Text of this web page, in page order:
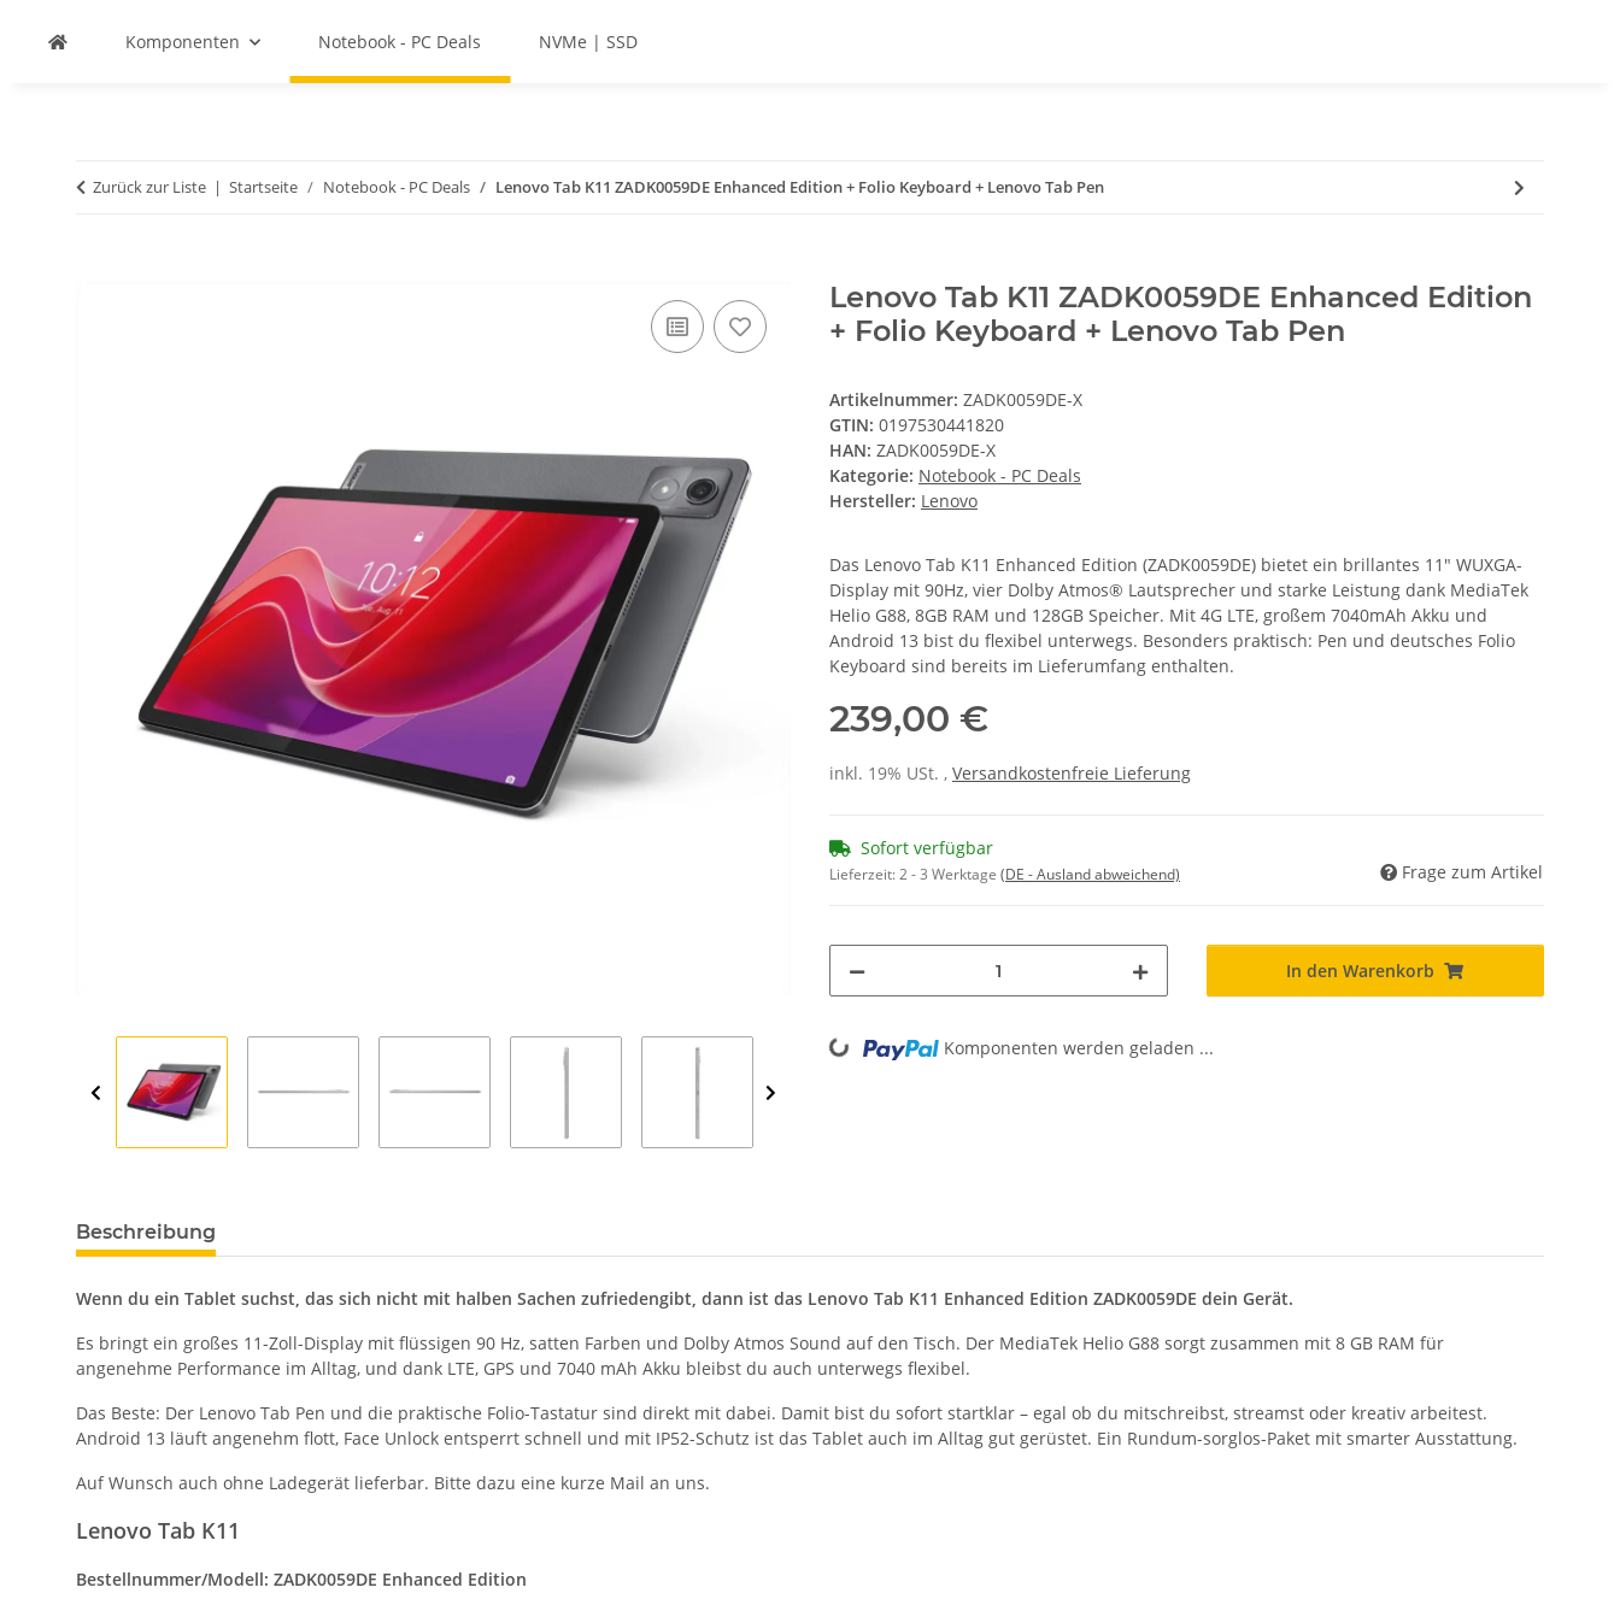
Komponenten Notebook - PC Deals NVMe | SSD
Zurück zur Liste Startseite Notebook - PC Deals Lenovo Tab K11 ZADK0059DE Enhanced Edition + Folio Keyboard + Lenovo Tab Pen
Lenovo Tab K11 ZADK0059DE Enhanced Edition
+ Folio Keyboard + Lenovo Tab Pen
Artikelnummer: ZADK0059DE-X
GTIN: 0197530441820
HAN: ZADK0059DE-X
Kategorie: Notebook - PC Deals
Hersteller: Lenovo
Das Lenovo Tab K11 Enhanced Edition (ZADK0059DE) bietet ein brillantes 11" WUXGA-
Display mit 90Hz, vier Dolby Atmos® Lautsprecher und starke Leistung dank MediaTek
Helio G88, 8GB RAM und 128GB Speicher. Mit 4G LTE, großem 7040mAh Akku und
Android 13 bist du flexibel unterwegs. Besonders praktisch: Pen und deutsches Folio
Keyboard sind bereits im Lieferumfang enthalten.
239,00 €
inkl. 19% USt. , Versandkostenfreie Lieferung
Sofort verfügbar
Lieferzeit:2 - 3 Werktage (DE - Ausland abweichend) Frage zum Artikel
In den Warenkorb
Loading... Komponenten werden geladen ...
Beschreibung
Wenn du ein Tablet suchst, das sich nicht mit halben Sachen zufriedengibt, dann ist das Lenovo Tab K11 Enhanced Edition ZADK0059DE dein Gerät.
Es bringt ein großes 11-Zoll-Display mit flüssigen 90 Hz, satten Farben und Dolby Atmos Sound auf den Tisch. Der MediaTek Helio G88 sorgt zusammen mit 8 GB RAM für
angenehme Performance im Alltag, und dank LTE, GPS und 7040 mAh Akku bleibst du auch unterwegs flexibel.
Das Beste: Der Lenovo Tab Pen und die praktische Folio-Tastatur sind direkt mit dabei. Damit bist du sofort startklar – egal ob du mitschreibst, streamst oder kreativ arbeitest.
Android 13 läuft angenehm flott, Face Unlock entsperrt schnell und mit IP52-Schutz ist das Tablet auch im Alltag gut gerüstet. Ein Rundum-sorglos-Paket mit smarter Ausstattung.
Auf Wunsch auch ohne Ladegerät lieferbar. Bitte dazu eine kurze Mail an uns.
Lenovo Tab K11
Bestellnummer/Modell: ZADK0059DE Enhanced Edition